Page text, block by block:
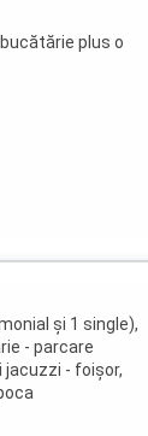
plus o
și 1 single),
- parcare
jacuzzi - foișor,